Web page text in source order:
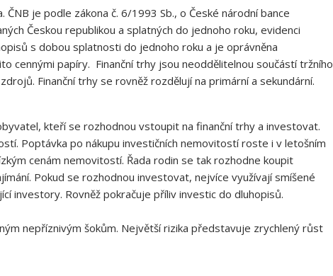
ČNB je podle zákona č. 6/1993 Sb., o České národní bance
Českou republikou a splatných do jednoho roku, evidenci
s dobou splatnosti do jednoho roku a je oprávněna
cennými papíry. Finanční trhy jsou neoddělitelnou součástí tržního
Finanční trhy se rovněž rozdělují na primární a sekundární.
kteří se rozhodnou vstoupit na finanční trhy a investovat.
Poptávka po nákupu investičních nemovitostí roste i v letošním
cenám nemovitostí. Řada rodin se tak rozhodne koupit
Pokud se rozhodnou investovat, nejvíce využívají smíšené
investory. Rovněž pokračuje příliv investic do dluhopisů.
nepříznivým šokům. Největší rizika představuje zrychlený růst